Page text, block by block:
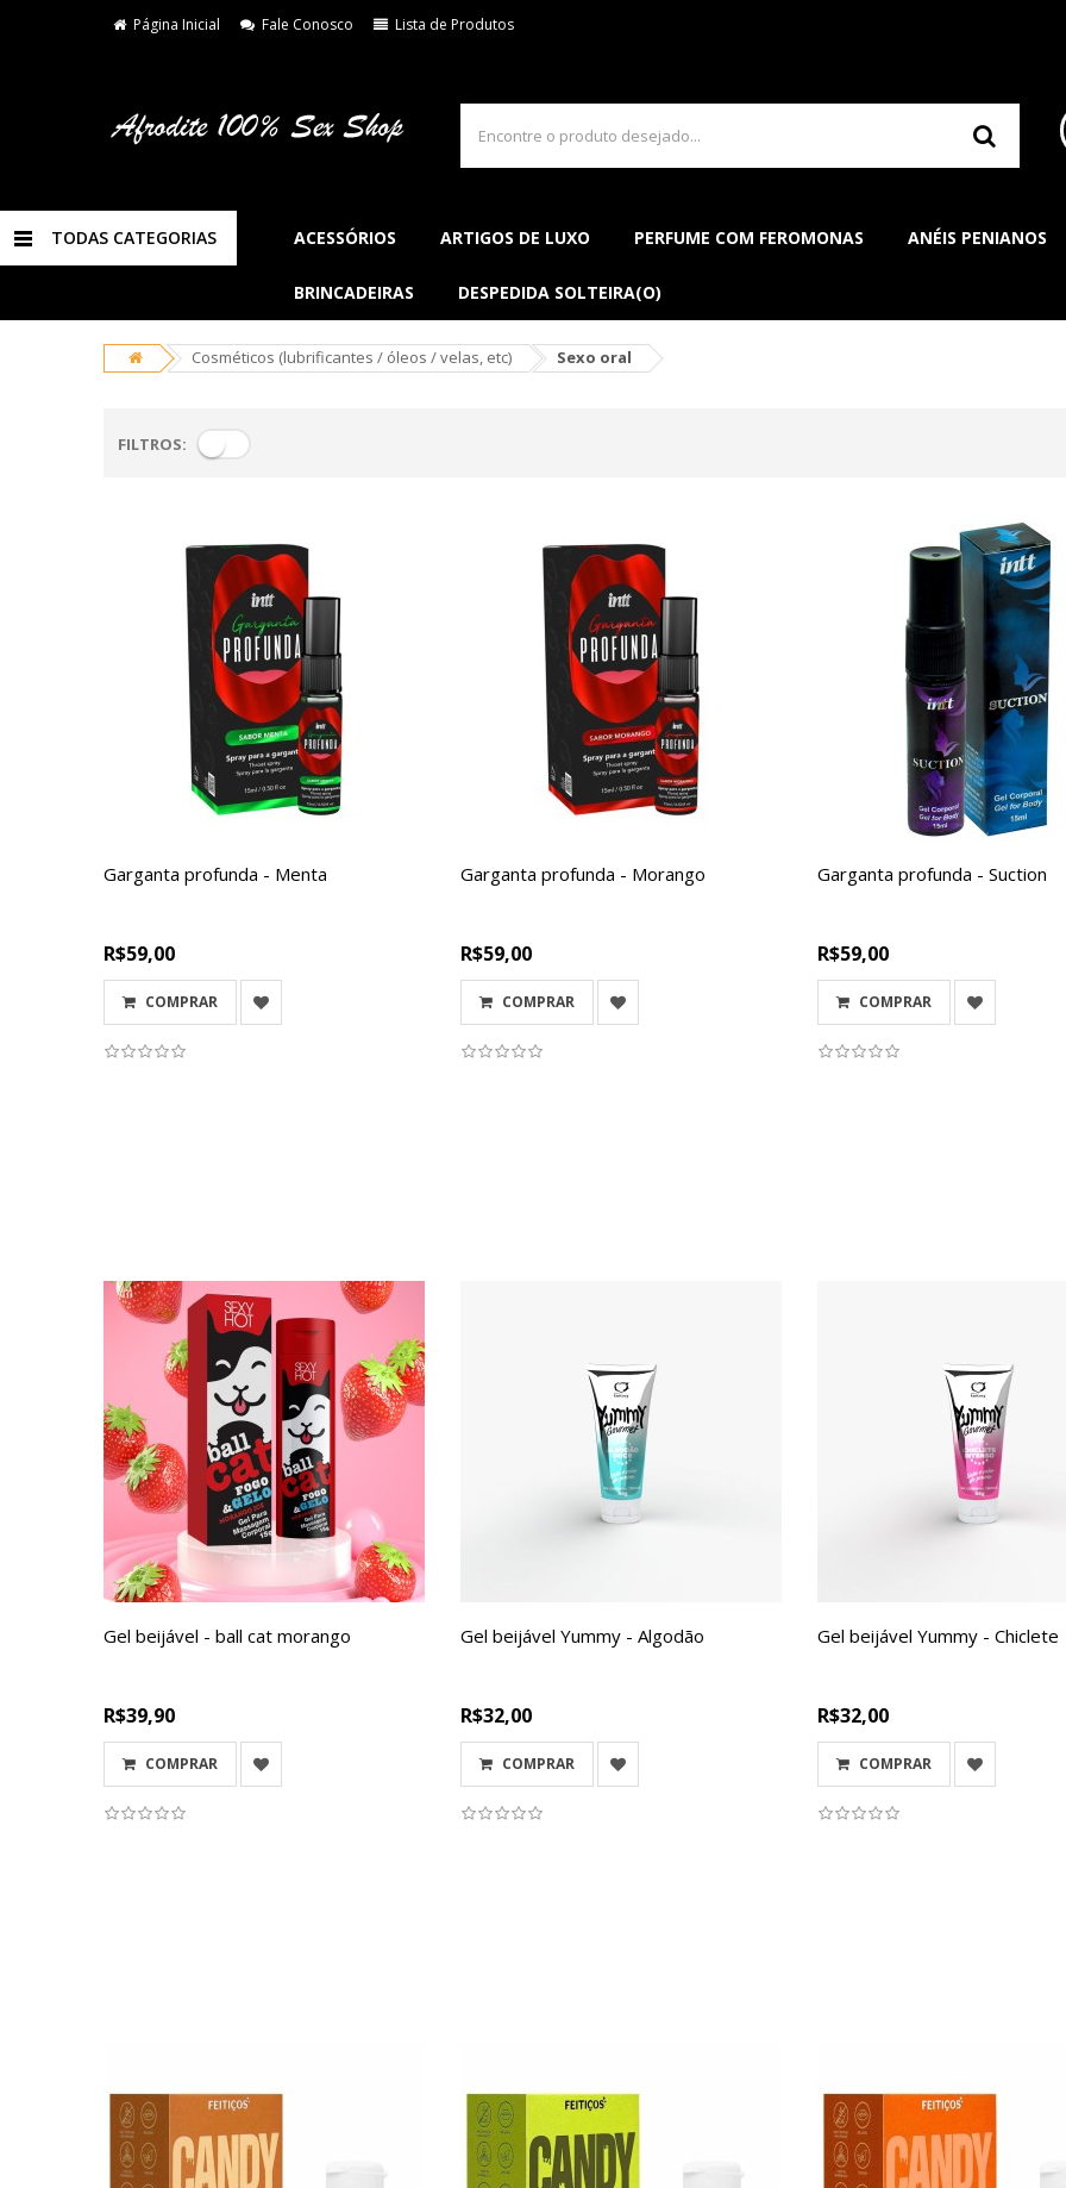
Página Inicial Fale Conosco Lista de Produtos
TODAS CATEGORIAS ACESSÓRIOS ARTIGOS DE LUXO PERFUME COM FEROMONAS ANÉIS PENIANOS
BRINCADEIRAS DESPEDIDA SOLTEIRA(O)
Cosméticos (lubrificantes / óleos / velas, etc) Sexo oral
FILTROS:
Garganta profunda - Menta
R$59,00
COMPRAR
Garganta profunda - Morango
R$59,00
COMPRAR
Garganta profunda - Suction
R$59,00
COMPRAR
Gel beijável - ball cat morango
R$39,90
COMPRAR
Gel beijável Yummy - Algodão
R$32,00
COMPRAR
Gel beijável Yummy - Chiclete
R$32,00
COMPRAR